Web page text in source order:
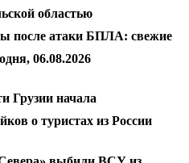
областью
после атаки БПЛА: свежие
06.08.2026
Грузии начала
о туристах из России